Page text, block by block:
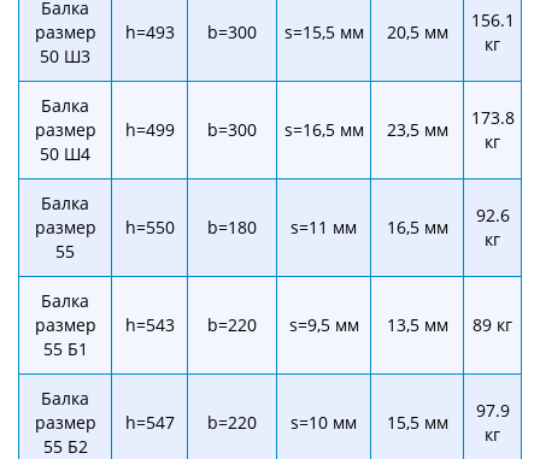
Балка
размер
50 Ш3
h=493 b=300 s=15,5 мм 20,5 мм
156.1
кг
Балка
размер
50 Ш4
h=499 b=300 s=16,5 мм 23,5 мм
173.8
кг
Балка
размер
55
h=550 b=180 s=11 мм 16,5 мм
92.6
кг
Балка
размер
55 Б1
h=543 b=220 s=9,5 мм 13,5 мм 89 кг
Балка
размер
55 Б2
h=547 b=220 s=10 мм 15,5 мм
97.9
кг